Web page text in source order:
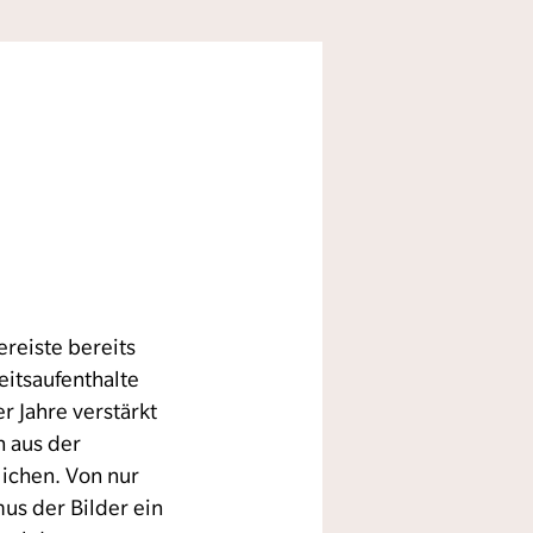
bereits
Jahre verstärkt
aus der
Von nur
der Bilder ein